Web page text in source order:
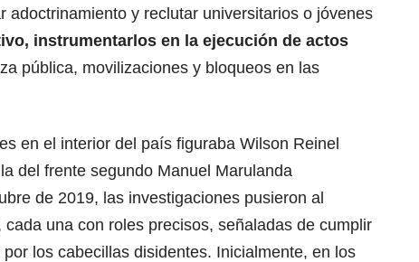
adoctrinamiento y reclutar universitarios o jóvenes
instrumentarlos en la ejecución de actos
pública, movilizaciones y bloqueos en las
en el interior del país figuraba Wilson Reinel
del frente segundo Manuel Marulanda
de 2019, las investigaciones pusieron al
una con roles precisos, señaladas de cumplir
los cabecillas disidentes. Inicialmente, en los